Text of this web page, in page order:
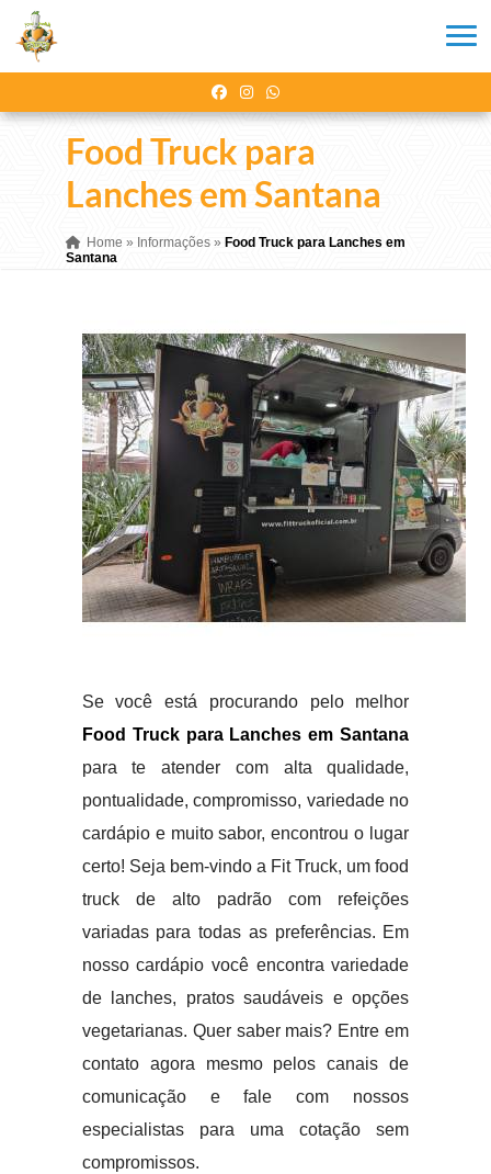
Food Truck para
Lanches em Santana
Home » Informações » Food Truck para Lanches em
Santana
Se você está procurando pelo melhor
Food Truck para Lanches em Santana
para te atender com alta qualidade,
pontualidade, compromisso, variedade no
cardápio e muito sabor, encontrou o lugar
certo! Seja bem-vindo a Fit Truck, um food
truck de alto padrão com refeições
variadas para todas as preferências. Em
nosso cardápio você encontra variedade
de lanches, pratos saudáveis e opções
vegetarianas. Quer saber mais? Entre em
contato agora mesmo pelos canais de
comunicação e fale com nossos
especialistas para uma cotação sem
compromissos.